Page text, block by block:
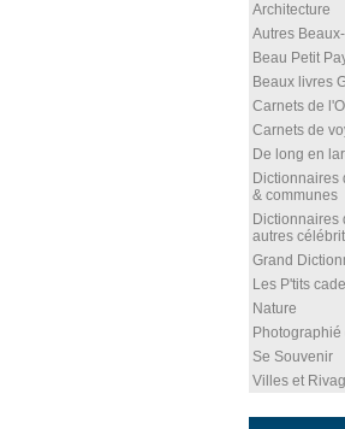
Architecture
Autres
Beau Petit
Beaux livres
Carnets de
Carnets de
De long en
Dictionnaires
& communes
Dictionnaires
autres
Grand
Les P'tits
Nature
Photographié
Se Souvenir
Villes et